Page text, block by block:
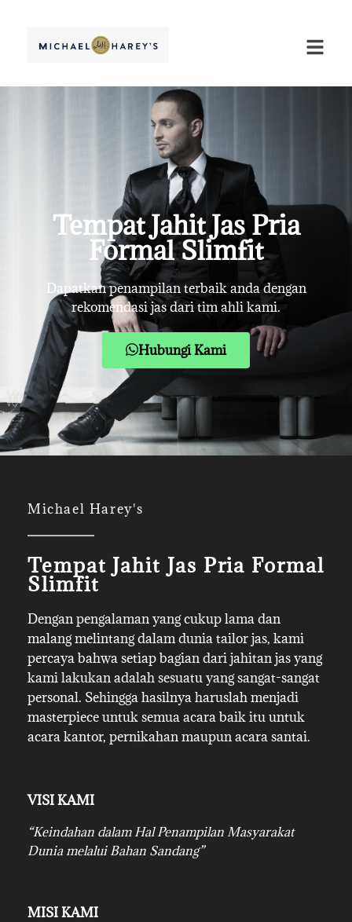
Tempat Jahit Jas Pria
Formal Slimfit
Dapatkan penampilan terbaik anda dengan
rekomendasi jas dari tim ahli kami.
Hubungi Kami
Michael Harey's
Tempat Jahit Jas Pria Formal
Slimfit
Dengan pengalaman yang cukup lama dan
malang melintang dalam dunia tailor jas, kami
percaya bahwa setiap bagian dari jahitan jas yang
kami lakukan adalah sesuatu yang sangat-sangat
personal. Sehingga hasilnya haruslah menjadi
masterpiece untuk semua acara baik itu untuk
acara kantor, pernikahan maupun acara santai.
VISI KAMI
“Keindahan dalam Hal Penampilan Masyarakat
Dunia melalui Bahan Sandang”
MISI KAMI